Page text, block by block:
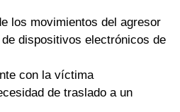
los movimientos del agresor
dispositivos electrónicos de
con la víctima
de traslado a un